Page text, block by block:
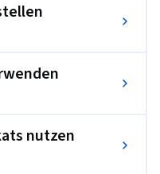
Materialien zum Aufbau
Bei Google tätige
zeigen, wie Sie
der besten Tools
sind Lernende
in der
nutzen